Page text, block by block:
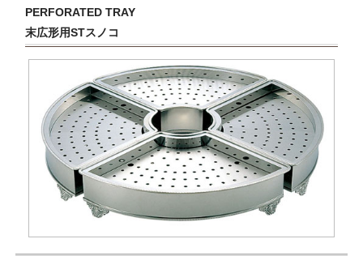
PERFORATED TRAY
末広形用STスノコ